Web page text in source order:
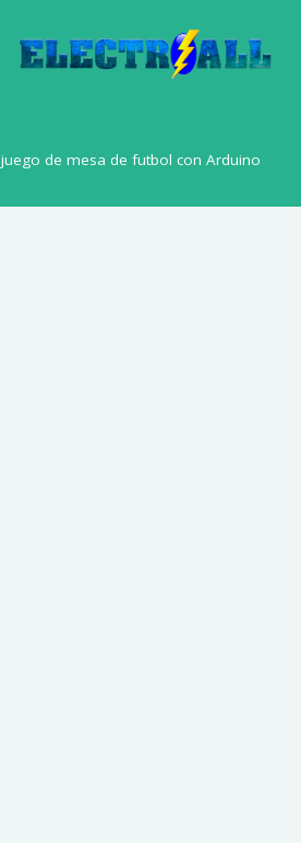
juego de mesa de futbol con Arduino